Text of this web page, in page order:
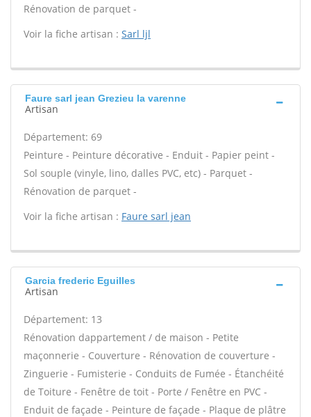
Rénovation de parquet -
Voir la fiche artisan : Sarl ljl
Faure sarl jean Grezieu la varenne
Artisan
Département: 69
Peinture - Peinture décorative - Enduit - Papier peint -
Sol souple (vinyle, lino, dalles PVC, etc) - Parquet -
Rénovation de parquet -
Voir la fiche artisan : Faure sarl jean
Garcia frederic Eguilles
Artisan
Département: 13
Rénovation dappartement / de maison - Petite
maçonnerie - Couverture - Rénovation de couverture -
Zinguerie - Fumisterie - Conduits de Fumée - Étanchéité
de Toiture - Fenêtre de toit - Porte / Fenêtre en PVC -
Enduit de façade - Peinture de façade - Plaque de plâtre